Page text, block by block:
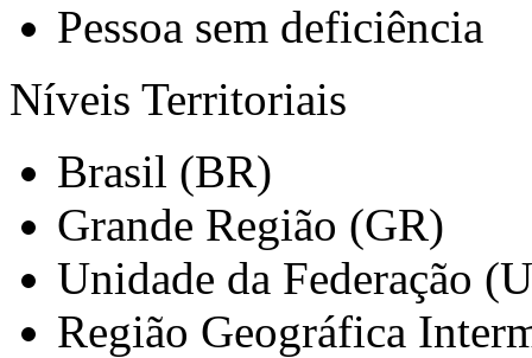
Pessoa sem deficiência
Níveis Territoriais
Brasil (BR)
Grande Região (GR)
Unidade da Federação
Região Geográfica